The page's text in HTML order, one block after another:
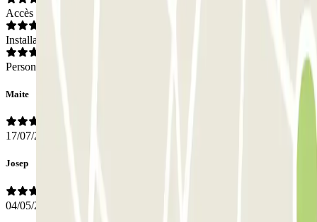
Accès
Installations
Personnel
Maite
17/07/2026
Josep
04/05/2026